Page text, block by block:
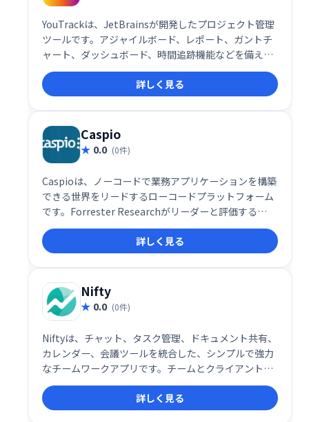
YouTrackは、JetBrainsが開発したプロジェクト管理
ツールです。アジャイルボード、レポート、ガントチ
ャート、ダッシュボード、時間追跡機能などを備え、
タスクや課題の追跡、顧客対応、スプリント計画など
を効率化します。柔軟なワークフロー設定と、マーク
ダウンや絵文字反応にも対応。10ユーザーまでは無料
で利用でき、クラウドまたはスタンドアロンで導入可
能です。
詳しく見る
Caspio
0.0 (0件)
Caspioは、ノーコードで業務アプリケーションを構築
できる世界をリードするローコードプラットフォーム
です。Forrester Researchがリーダーと評価する
Caspioは、クラウドデータベース、ビジュアルアプリ
ケーションビルダー、エンタープライズレベルのセキ
ュリティなどを統合。ビジネスオペレーションのデジ
タル化を促進し、ワークフローの効率化を実現しま
す。スケーラブルなグローバルインフラストラクチャ
により、ビジネスニーズに合わせた柔軟な対応が可能
です。
詳しく見る
Nifty
0.0 (0件)
Niftyは、チャット、タスク管理、ドキュメント共有、
カレンダー、会議ツールを統合した、シンプルで強力
なチームワークアプリです。チームとクライアントの
作業を一元管理し、アプリの切り替えによる無駄な時
間を削減します。スムーズなコミュニケーションと効
率的なタスク遂行を実現し、生産性を向上させます。
詳しく見る